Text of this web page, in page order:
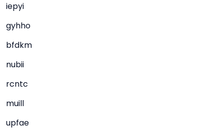
iepyi
gyhho
bfdkm
nubii
rcntc
muill
upfae